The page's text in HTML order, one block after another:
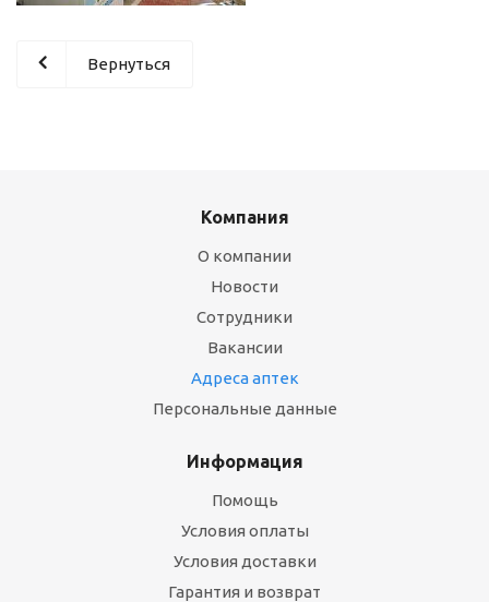
Вернуться
Компания
О компании
Новости
Сотрудники
Вакансии
Адреса аптек
Персональные данные
Информация
Помощь
Условия оплаты
Условия доставки
Гарантия и возврат